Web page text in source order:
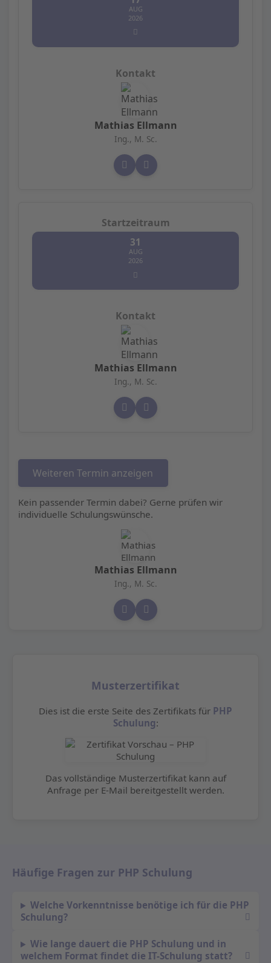
AUG
2026
Mathias Ellmann
Ing., M. Sc.
31
AUG
2026
Mathias Ellmann
Ing., M. Sc.
Weiteren Termin anzeigen
Kein passender Termin dabei? Gerne prüfen wir
individuelle Schulungswünsche.
Mathias Ellmann
Ing., M. Sc.
Musterzertifikat
Dies ist die erste Seite des Zertifikats für PHP
Schulung:
Das vollständige Musterzertifikat kann auf
Anfrage per E-Mail bereitgestellt werden.
Häufige Fragen zur PHP Schulung
Welche Vorkenntnisse benötige ich für die PHP
Schulung?
Wie lange dauert die PHP Schulung und in
welchem Format findet die IT-Schulung statt?